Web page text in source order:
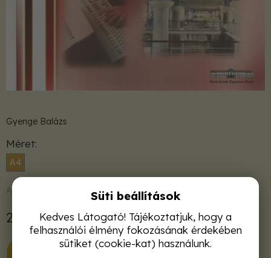
Gyenge Balázs
Méret
A4
Azonnal raktárról
2 630 Ft
KOSÁRBA
Süti beállítások
Kedves Látogató! Tájékoztatjuk, hogy a
felhasználói élmény fokozásának érdekében
sütiket (cookie-kat) használunk.